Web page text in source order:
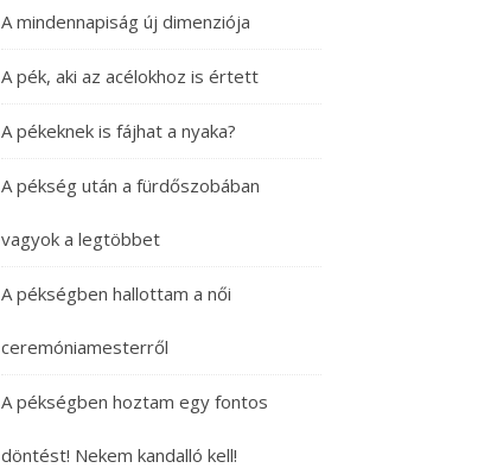
A mindennapiság új dimenziója
A pék, aki az acélokhoz is értett
A pékeknek is fájhat a nyaka?
A pékség után a fürdőszobában
vagyok a legtöbbet
A pékségben hallottam a női
ceremóniamesterről
A pékségben hoztam egy fontos
döntést! Nekem kandalló kell!